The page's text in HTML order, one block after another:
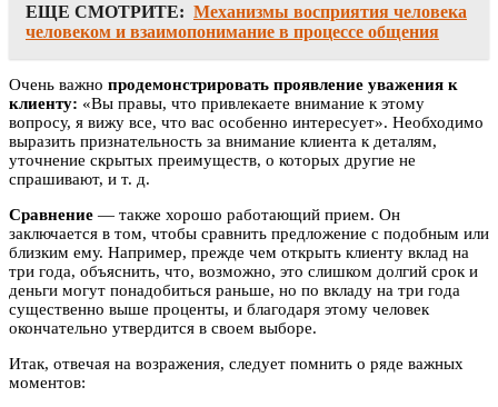
ЕЩЕ СМОТРИТЕ: Механизмы восприятия человека
человеком и взаимопонимание в процессе общения
Очень важно продемонстрировать проявление уважения к
клиенту: «Вы правы, что привлекаете внимание к этому
вопросу, я вижу все, что вас особенно интересует». Необходимо
выразить признательность за внимание клиента к деталям,
уточнение скрытых преимуществ, о которых другие не
спрашивают, и т. д.
Сравнение — также хорошо работающий прием. Он
заключается в том, чтобы сравнить предложение с подобным или
близким ему. Например, прежде чем открыть клиенту вклад на
три года, объяснить, что, возможно, это слишком долгий срок и
деньги могут понадобиться раньше, но по вкладу на три года
существенно выше проценты, и благодаря этому человек
окончательно утвердится в своем выборе.
Итак, отвечая на возражения, следует помнить о ряде важных
моментов: